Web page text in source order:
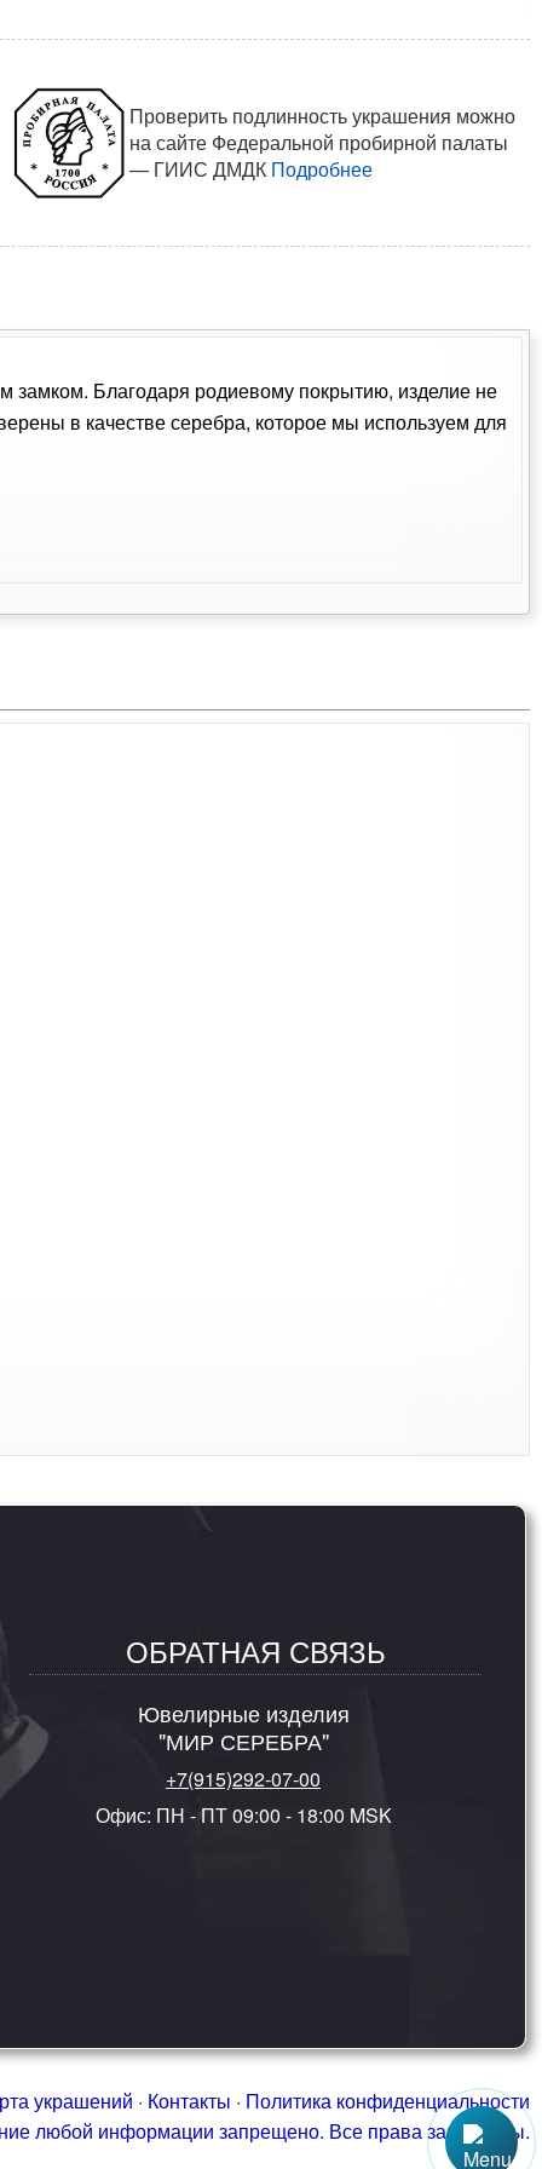
Проверить подлинность украшения можно
на сайте Федеральной пробирной палаты
— ГИИС ДМДК Подробнее
замком. Благодаря родиевому покрытию, изделие не
в качестве серебра, которое мы используем для
ОБРАТНАЯ СВЯЗЬ
Ювелирные изделия
"МИР СЕРЕБРА"
+7(915)292-07-00
Офис: ПН - ПТ 09:00 - 18:00 MSK
украшений · Контакты · Политика конфиденциальности
любой информации запрещено. Все права защищены.